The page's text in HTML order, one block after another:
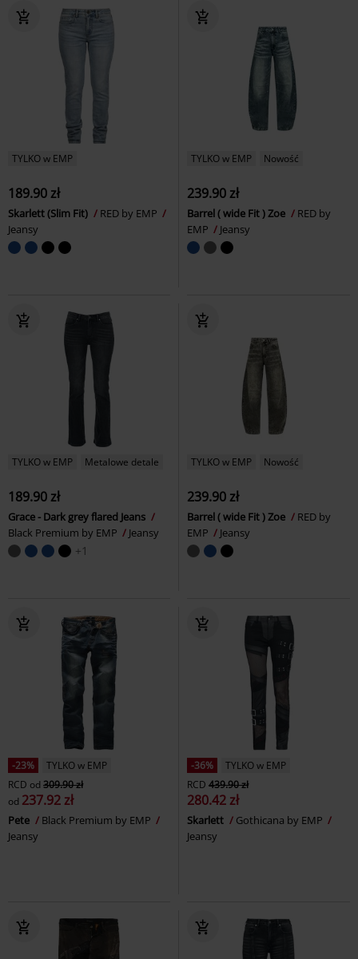
TYLKO w EMP
189.90 zł
Skarlett (Slim Fit)
RED by EMP
Jeansy
TYLKO w EMP Nowość
239.90 zł
Barrel ( wide Fit ) Zoe
RED by
EMP
Jeansy
TYLKO w EMP Metalowe detale
189.90 zł
Grace - Dark grey flared Jeans
Black Premium by EMP
Jeansy
+1
TYLKO w EMP Nowość
239.90 zł
Barrel ( wide Fit ) Zoe
RED by
EMP
Jeansy
-23%
TYLKO w EMP
RCD od 309.90 zł
od 237.92 zł
Pete
Black Premium by EMP
Jeansy
-36%
TYLKO w EMP
RCD 439.90 zł
280.42 zł
Skarlett
Gothicana by EMP
Jeansy